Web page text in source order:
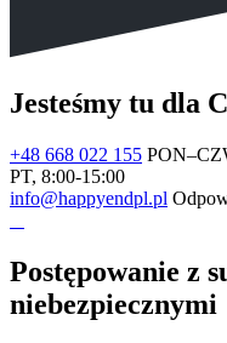
Jesteśmy tu dla
+48 668 022 155
PT, 8:00-15:00
info@happyendpl.pl
Postępowanie z
niebezpiecznymi